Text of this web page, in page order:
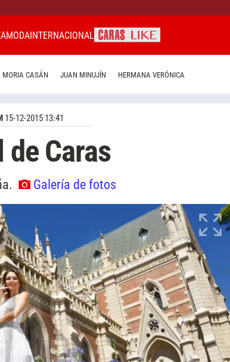
MODAINTERNACIONAL
MORIA CASÁN JUAN MINUJÍN HERMANA VERÓNICA
15-12-2015 13:41
de Caras
Galería de fotos